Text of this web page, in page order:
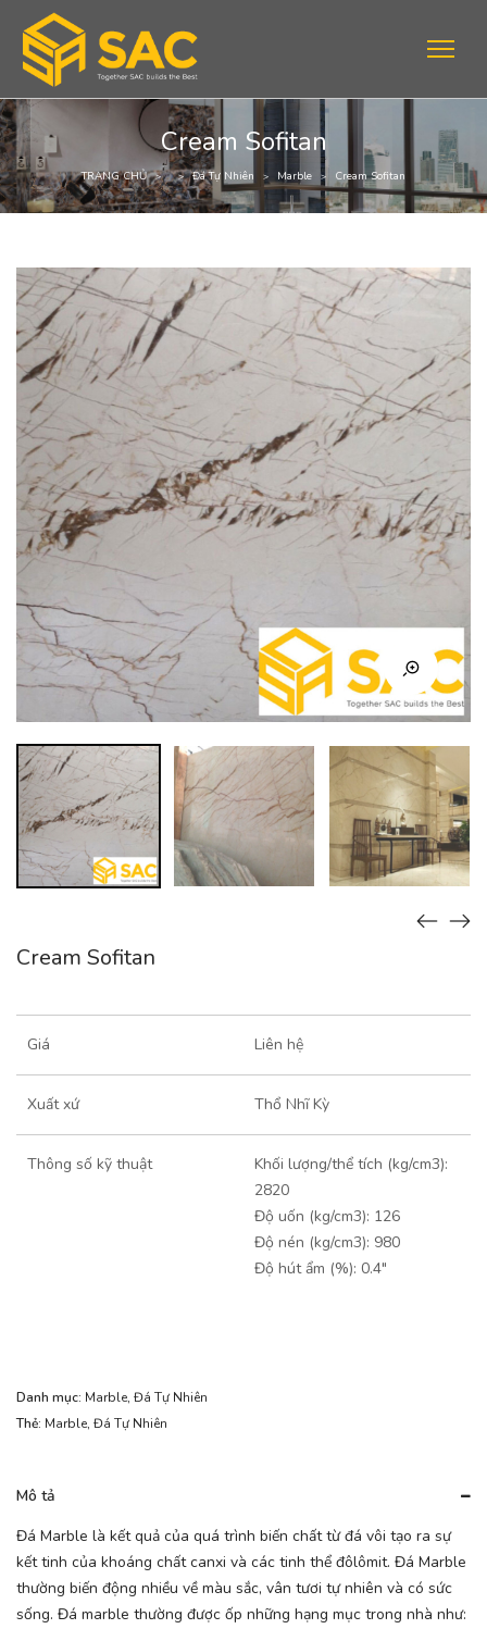
Cream Sofitan
TRANG CHỦ > > Đá Tự Nhiên > Marble > Cream Sofitan
Cream Sofitan
Giá Liên hệ
Xuất xứ Thổ Nhĩ Kỳ
Thông số kỹ thuật
Khối lượng/thể tích (kg/cm3):
2820
Độ uốn (kg/cm3): 126
Độ nén (kg/cm3): 980
Độ hút ẩm (%): 0.4″
Danh mục: Marble, Đá Tự Nhiên
Thẻ: Marble, Đá Tự Nhiên
Mô tả
Đá Marble là kết quả của quá trình biến chất từ đá vôi tạo ra sự
kết tinh của khoáng chất canxi và các tinh thể đôlômit. Đá Marble
thường biến động nhiều về màu sắc, vân tươi tự nhiên và có sức
sống. Đá marble thường được ốp những hạng mục trong nhà như: